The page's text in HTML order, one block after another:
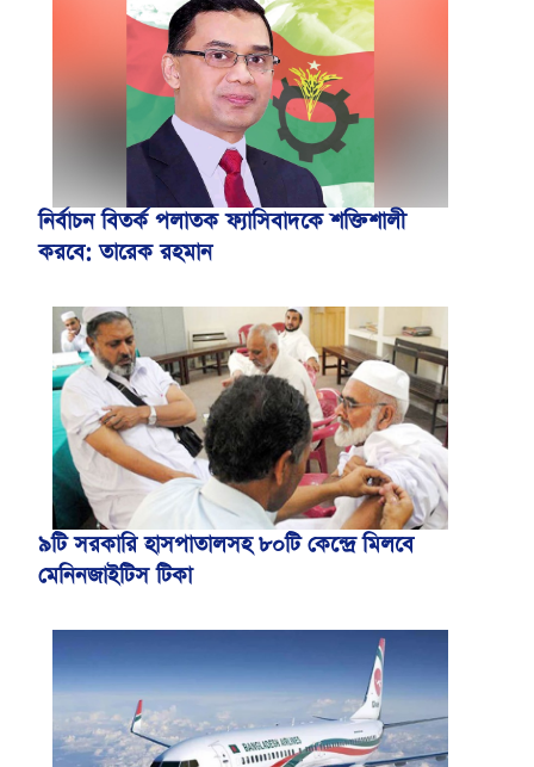
নির্বাচন বিতর্ক পলাতক ফ্যাসিবাদকে শক্তিশালী
করবে: তারেক রহমান
৯টি সরকারি হাসপাতালসহ ৮০টি কেন্দ্রে মিলবে
মেনিনজাইটিস টিকা